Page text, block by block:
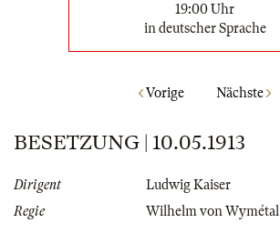
19:00 Uhr
in deutscher Sprache
Vorige Nächste
BESETZUNG | 10.05.1913
Dirigent
Ludwig Kaiser
Regie
Wilhelm von Wymétal